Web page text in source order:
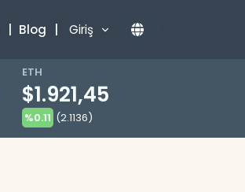
| Blog | Giriş
ETH
$1.921,45
%0.11 (2.1136)